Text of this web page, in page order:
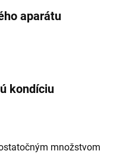
aparátu
kondíciu
množstvom